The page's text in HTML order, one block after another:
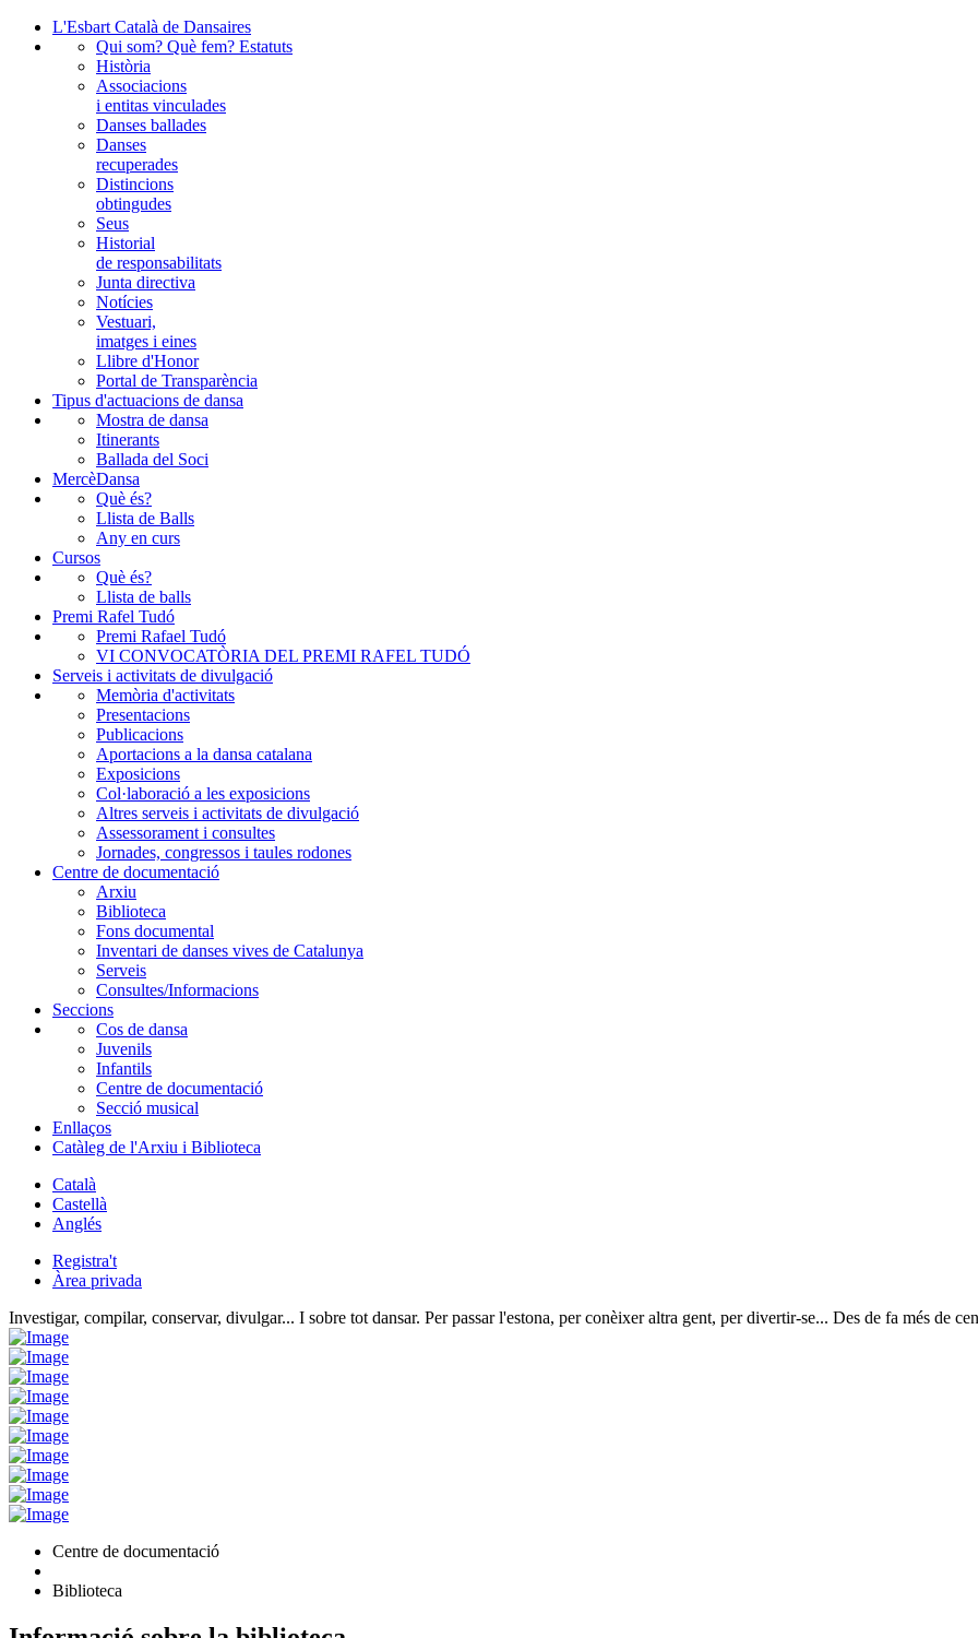
L'Esbart Català de Dansaires
Qui som? Què fem? Estatuts
Història
Associacions
i entitas vinculades
Danses ballades
Danses
recuperades
Distincions
obtingudes
Seus
Historial
de responsabilitats
Junta directiva
Notícies
Vestuari,
imatges i eines
Llibre d'Honor
Portal de Transparència
Tipus d'actuacions de dansa
Mostra de dansa
Itinerants
Ballada del Soci
MercèDansa
Què és?
Llista de Balls
Any en curs
Cursos
Què és?
Llista de balls
Premi Rafel Tudó
Premi Rafael Tudó
VI CONVOCATÒRIA DEL PREMI RAFEL TUDÓ
Serveis i activitats de divulgació
Memòria d'activitats
Presentacions
Publicacions
Aportacions a la dansa catalana
Exposicions
Col·laboració a les exposicions
Altres serveis i activitats de divulgació
Assessorament i consultes
Jornades, congressos i taules rodones
Centre de documentació
Arxiu
Biblioteca
Fons documental
Inventari de danses vives de Catalunya
Serveis
Consultes/Informacions
Seccions
Cos de dansa
Juvenils
Infantils
Centre de documentació
Secció musical
Enllaços
Catàleg de l'Arxiu i Biblioteca
Català
Castellà
Anglés
Registra't
Àrea privada
Investigar, compilar, conservar, divulgar... I sobre tot dansar. Per passar l'estona, per conèixer altra gent, per divertir-se... Des de fa més de
Centre de documentació
Biblioteca